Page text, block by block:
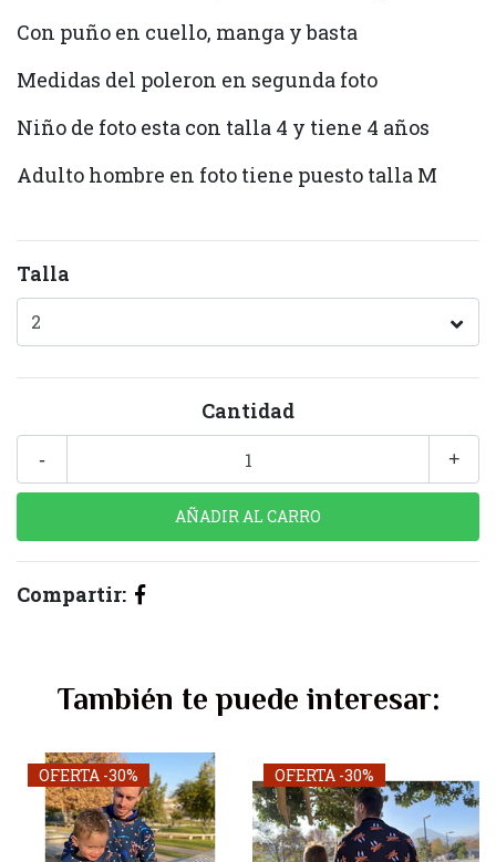
Con puño en cuello, manga y basta
Medidas del poleron en segunda foto
Niño de foto esta con talla 4 y tiene 4 años
Adulto hombre en foto tiene puesto talla M
Talla
Cantidad
+
-
Compartir:
También te puede interesar:
OFERTA -30% OFERTA -30%